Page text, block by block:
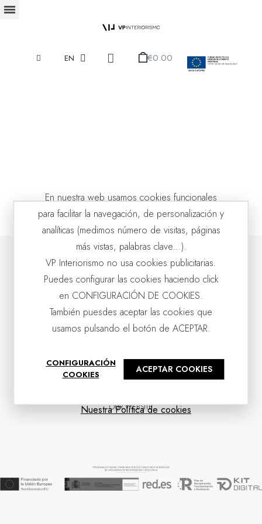
EN €0.00
OUR COMPANY
CUSTOMER SERVICE
OUR WEBSITE
En nuestra web usamos cookies funcionales
para facilitar la navegación, de personalización y
analíticas (medimos número de visitas, páginas
más vistas, palabras clave...).
VP Interiorismo no usa cookies publicitarias.
Puedes configurar las cookies haciendo click
en CONFIGURACIÓN DE COOKIES.
También puesdes aceptar las cookies que
usamos pulsando el botón de ACEPTAR.
CONFIGURACIÓN
COOKIES
ACEPTAR COOKIES
Nuestra Política de cookies